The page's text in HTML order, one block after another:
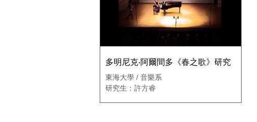
多明尼克‧阿爾間多《春之歌》研究
東海大學 / 音樂系
研究生：許方睿